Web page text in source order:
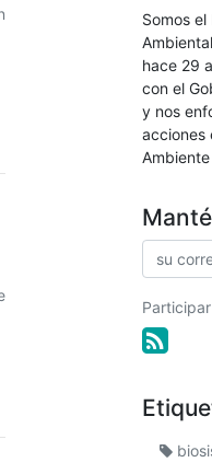
Somos
hace 29
con el
y nos
acciones
Ambiente